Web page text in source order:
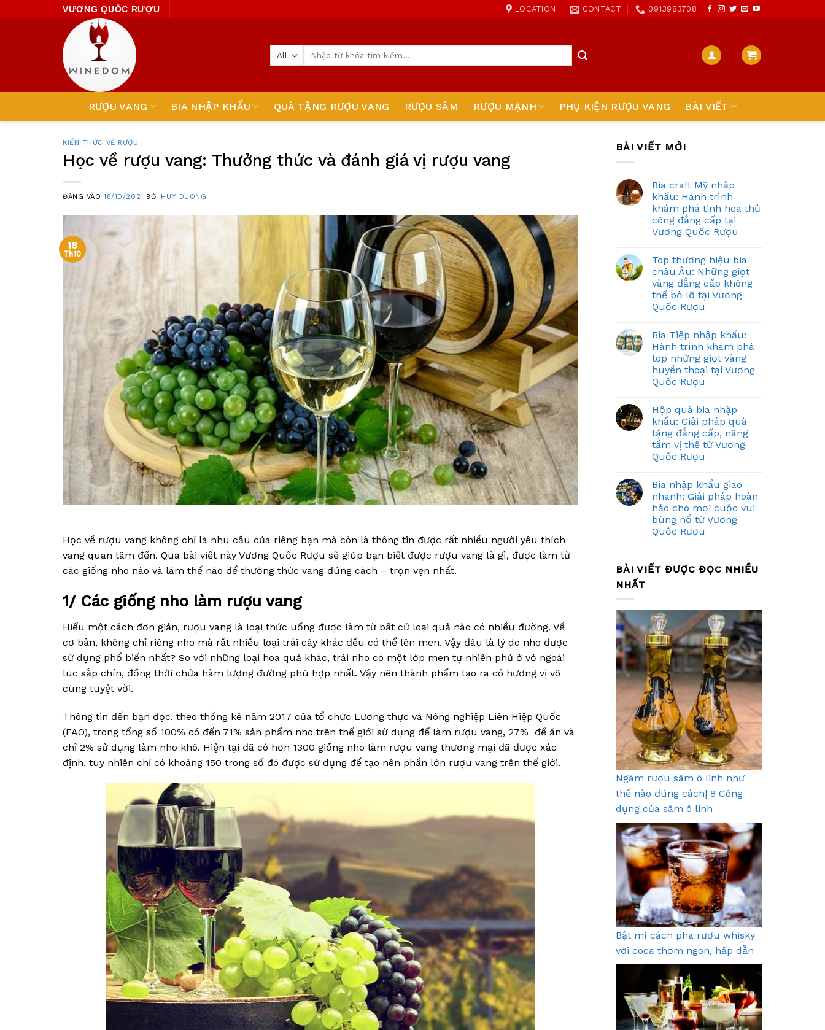
to
VƯƠNG QUỐC RƯỢU LOCATION CONTACT 0913983708
RƯỢU VANG BIA NHẬP KHẨU QUÀ TẶNG RƯỢU VANG RƯỢU SÂM RƯỢU MẠNH PHỤ KIỆN RƯỢU VANG BÀI VIẾT
KIẾN THỨC VỀ RƯỢU
Học về rượu vang: Thưởng thức và đánh giá vị rượu vang
ĐĂNG VÀO18/10/2021 BỞI HUY DUONG
18
Th10
Học về rượu vang không chỉ là nhu cầu của riêng bạn mà còn là thông tin được rất nhiều người yêu thích
vang quan tâm đến. Qua bài viết này Vương Quốc Rượu sẽ giúp bạn biết được rượu vang là gì, được làm từ
các giống nho nào và làm thế nào để thưởng thức vang đúng cách – trọn vẹn nhất.
1/ Các giống nho làm rượu vang
Hiểu một cách đơn giản, rượu vang là loại thức uống được làm từ bất cứ loại quả nào có nhiều đường. Về
cơ bản, không chỉ riêng nho mà rất nhiều loại trái cây khác đều có thể lên men. Vậy đâu là lý do nho được
sử dụng phổ biến nhất? So với những loại hoa quả khác, trái nho có một lớp men tự nhiên phủ ở vỏ ngoài
lúc sắp chín, đồng thời chứa hàm lượng đường phù hợp nhất. Vậy nên thành phẩm tạo ra có hương vị vô
cùng tuyệt vời.
Thông tin đến bạn đọc, theo thống kê năm 2017 của tổ chức Lương thực và Nông nghiệp Liên Hiệp Quốc
(FAO), trong tổng số 100% có đến 71% sản phẩm nho trên thế giới sử dụng để làm rượu vang, 27% để ăn và
chỉ 2% sử dụng làm nho khô. Hiện tại đã có hơn 1300 giống nho làm rượu vang thương mại đã được xác
định, tuy nhiên chỉ có khoảng 150 trong số đó được sử dụng để tạo nên phần lớn rượu vang trên thế giới.
BÀI VIẾT MỚI
Bia craft Mỹ nhập
khẩu: Hành trình
khám phá tinh hoa thủ
công đẳng cấp tại
Vương Quốc Rượu
Top thương hiệu bia
châu Âu: Những giọt
vàng đẳng cấp không
thể bỏ lỡ tại Vương
Quốc Rượu
Bia Tiệp nhập khẩu:
Hành trình khám phá
top những giọt vàng
huyền thoại tại Vương
Quốc Rượu
Hộp quà bia nhập
khẩu: Giải pháp quà
tặng đẳng cấp, nâng
tầm vị thế từ Vương
Quốc Rượu
Bia nhập khẩu giao
nhanh: Giải pháp hoàn
hảo cho mọi cuộc vui
bùng nổ từ Vương
Quốc Rượu
BÀI VIẾT ĐƯỢC ĐỌC NHIỀU
NHẤT
Ngâm rượu sâm ô linh như
thế nào đúng cách| 8 Công
dụng của sâm ô linh
Bật mí cách pha rượu whisky
với coca thơm ngon, hấp dẫn